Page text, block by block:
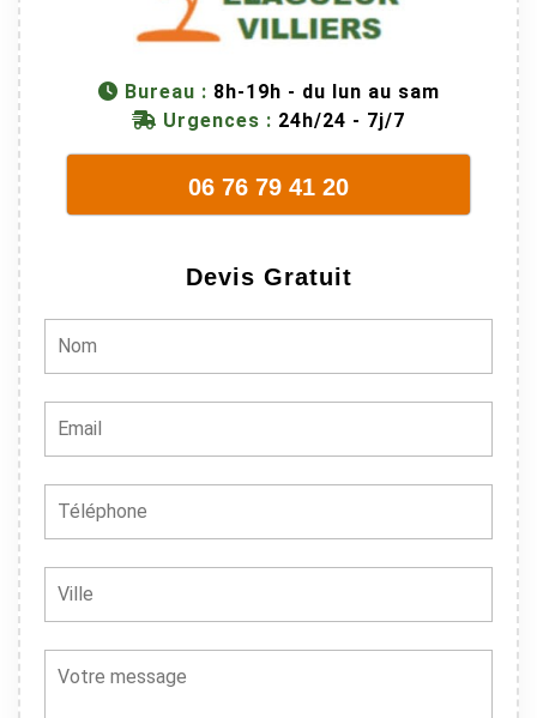
connaissent
très bien leur
juste une
évidence. Et
en plus ils
sympathique.
Bureau : 8h-19h - du lun au sam
Urgences : 24h/24 - 7j/7
06 76 79 41 20
Devis Gratuit